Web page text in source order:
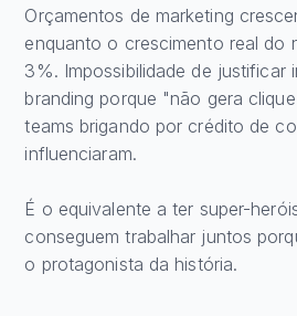
Orçamentos de marketing
enquanto o crescimento real do
3%. Impossibilidade de justificar
branding porque "não gera
teams brigando por crédito de
influenciaram.
É o equivalente a ter super-
conseguem trabalhar juntos
o protagonista da história.